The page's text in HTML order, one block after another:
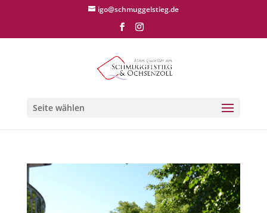
igo@schmuggelstieg.de
Seite wählen